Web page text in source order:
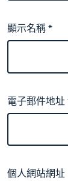
顯示名稱*
電子郵件地址
個人網站網址